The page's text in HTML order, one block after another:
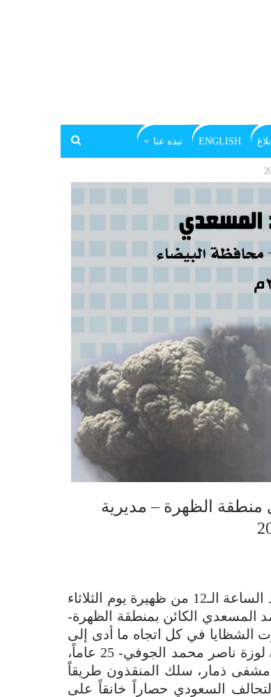
ENGLISH نبذه عنا
الظهرة – مديرية
أطلق مرتزقة تحالف العدوان السعودي قذيفة مدفعية عند الساعة الـ12 من ظهيرة يوم الثلاثاء
أحمد محمد المسعدي الكائن بمنطقة الظهرة-
الشظايا في كل اتجاه ما أدى إلى
إصابة (2) مدنيين من أسرته امرأة حامل وطفلة أسمائهن/ لوزة ناصر محمد الجوفي- 25 عاماً،
وتم إسعافهن إلى مشفى ذمار، سلك المنقذون طريقاً
السعودي حصاراً خانقاً على